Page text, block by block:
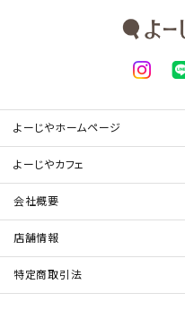
よーじやホームページ
よーじやカフェ
会社概要
店舗情報
特定商取引法